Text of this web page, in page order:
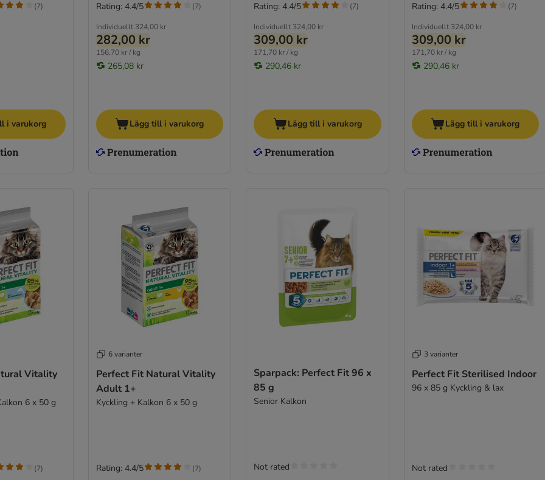
(7)
i varukorg
Individuellt 324,00 kr
282,00 kr
156,70 kr / kg
265,08 kr
Rating: 4.4/5 (7)
Lägg till i varukorg
Individuellt 324,00 kr
309,00 kr
171,70 kr / kg
290,46 kr
Rating: 4.4/5 (7)
Lägg till i varukorg
Individuellt 324,00 kr
309,00 kr
171,70 kr / kg
290,46 kr
Rating: 4.4/5 (7)
Lägg till i varukorg
Vitality
6 x 50 g
(7)
6 varianter
Perfect Fit Natural Vitality
Adult 1+
Kyckling + Kalkon 6 x 50 g
Rating: 4.4/5 (7)
Sparpack: Perfect Fit 96 x
85 g
Senior Kalkon
Not rated
3 varianter
Perfect Fit Sterilised Indoor
96 x 85 g Kyckling & lax
Not rated